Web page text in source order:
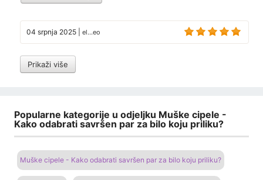
04 srpnja 2025 el...eo
Prikaži više
Popularne kategorije u odjeljku Muške cipele -
Kako odabrati savršen par za bilo koju priliku?
Muške cipele - Kako odabrati savršen par za bilo koju priliku?